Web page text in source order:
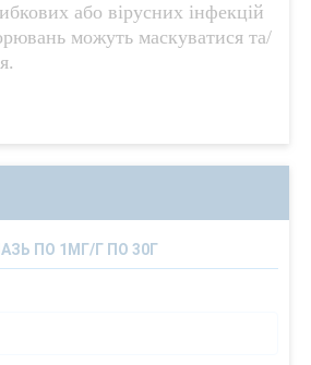
або вірусних інфекцій
можуть маскуватися та/
ПО 1МГ/Г ПО 30Г